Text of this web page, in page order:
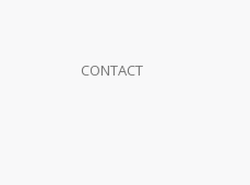
CONTACT